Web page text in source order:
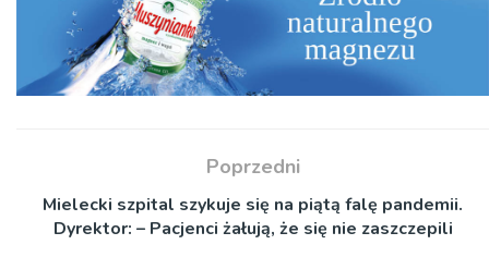
Poprzedni
Mielecki szpital szykuje się na piątą falę pandemii.
Dyrektor: – Pacjenci żałują, że się nie zaszczepili